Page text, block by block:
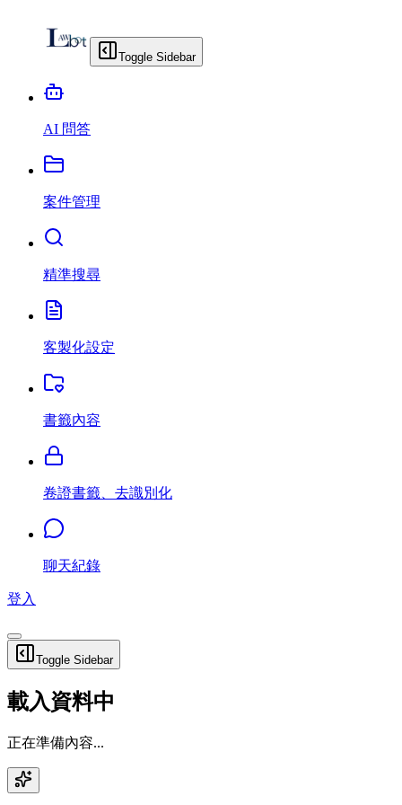
Toggle Sidebar
AI 問答
案件管理
精準搜尋
客製化設定
書籤內容
卷證書籤、去識別化
聊天紀錄
登入
Toggle Sidebar
載入資料中
正在準備內容...